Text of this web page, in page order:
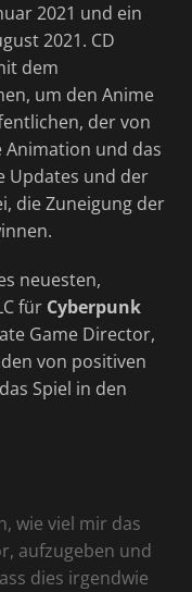
2021 und ein
2021. CD
dem
um den Anime
der von
Animation und das
Updates und der
die Zuneigung der
neuesten,
für Cyberpunk
Game Director,
von positiven
Spiel in den
wie viel mir das
aufzugeben und
dies irgendwie